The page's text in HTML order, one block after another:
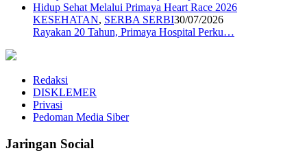
KESEHATAN, SERBA SERBI30/07/2026
Rayakan 20 Tahun, Primaya Hospital Perku…
Redaksi
DISKLEMER
Privasi
Pedoman Media Siber
Jaringan Social